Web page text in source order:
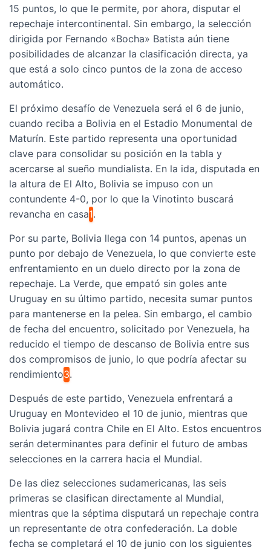
15 puntos, lo que le permite, por ahora, disputar el
repechaje intercontinental. Sin embargo, la selección
dirigida por Fernando «Bocha» Batista aún tiene
posibilidades de alcanzar la clasificación directa, ya
que está a solo cinco puntos de la zona de acceso
automático.
El próximo desafío de Venezuela será el 6 de junio,
cuando reciba a Bolivia en el Estadio Monumental de
Maturín. Este partido representa una oportunidad
clave para consolidar su posición en la tabla y
acercarse al sueño mundialista. En la ida, disputada en
la altura de El Alto, Bolivia se impuso con un
contundente 4-0, por lo que la Vinotinto buscará
revancha en casa1.
Por su parte, Bolivia llega con 14 puntos, apenas un
punto por debajo de Venezuela, lo que convierte este
enfrentamiento en un duelo directo por la zona de
repechaje. La Verde, que empató sin goles ante
Uruguay en su último partido, necesita sumar puntos
para mantenerse en la pelea. Sin embargo, el cambio
de fecha del encuentro, solicitado por Venezuela, ha
reducido el tiempo de descanso de Bolivia entre sus
dos compromisos de junio, lo que podría afectar su
rendimiento3.
Después de este partido, Venezuela enfrentará a
Uruguay en Montevideo el 10 de junio, mientras que
Bolivia jugará contra Chile en El Alto. Estos encuentros
serán determinantes para definir el futuro de ambas
selecciones en la carrera hacia el Mundial.
De las diez selecciones sudamericanas, las seis
primeras se clasifican directamente al Mundial,
mientras que la séptima disputará un repechaje contra
un representante de otra confederación. La doble
fecha se completará el 10 de junio con los siguientes